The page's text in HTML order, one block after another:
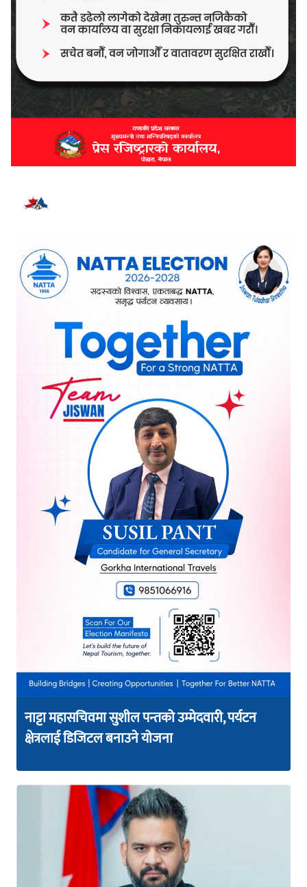
नाट्टा महासचिवमा सुशील पन्तको उम्मेदवारी, पर्यटन
क्षेत्रलाई डिजिटल बनाउने योजना